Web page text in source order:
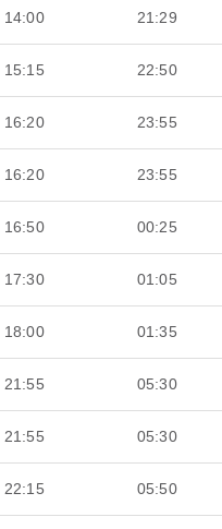
14:00 21:29
15:15 22:50
16:20 23:55
16:20 23:55
16:50 00:25
17:30 01:05
18:00 01:35
21:55 05:30
21:55 05:30
22:15 05:50